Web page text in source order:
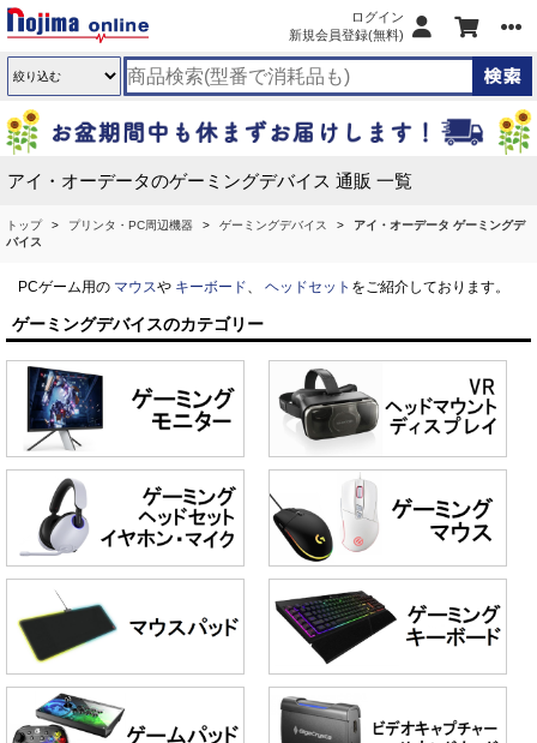
ログイン
新規会員登録(無料)
アイ・オーデータのゲーミングデバイス 通販 一覧
トップ プリンタ・PC周辺機器 ゲーミングデバイス
アイ・オーデータ ゲーミングデ
バイス
PCゲーム用の マウスや キーボード、 ヘッドセット をご紹介しております。
ゲーミングデバイスのカテゴリー